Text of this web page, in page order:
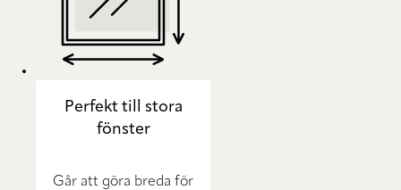
Perfekt till stora
fönster
Går att göra breda för